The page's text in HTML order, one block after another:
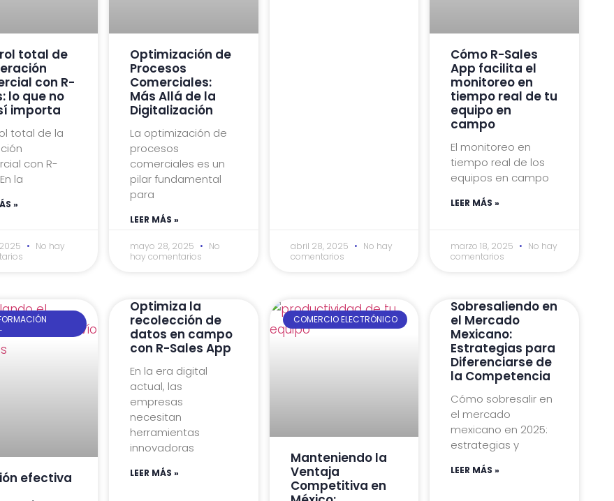
total de
con R-
lo que no
importa
total de la
con R-
la
»
No hay
Optimización de
Procesos
Comerciales:
Más Allá de la
Digitalización
La optimización de
procesos
comerciales es un
pilar fundamental
para
LEER MÁS »
mayo 28, 2025
No
hay comentarios
abril 28, 2025
No hay
comentarios
Cómo R-Sales
App facilita el
monitoreo en
tiempo real de tu
equipo en
campo
El monitoreo en
tiempo real de los
equipos en campo
LEER MÁS »
marzo 18, 2025
No hay
comentarios
efectiva
Optimiza la
recolección de
datos en campo
con R-Sales App
En la era digital
actual, las
empresas
necesitan
herramientas
innovadoras
LEER MÁS »
COMERCIO ELECTRÓNICO
Manteniendo la
Ventaja
Competitiva en
Sobresaliendo en
el Mercado
Mexicano:
Estrategias para
Diferenciarse de
la Competencia
Cómo sobresalir en
el mercado
mexicano en 2025:
estrategias y
LEER MÁS »